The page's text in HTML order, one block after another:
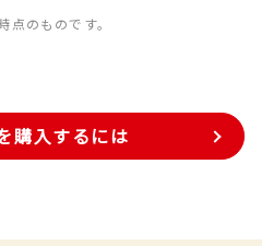
のものです。
購入するには